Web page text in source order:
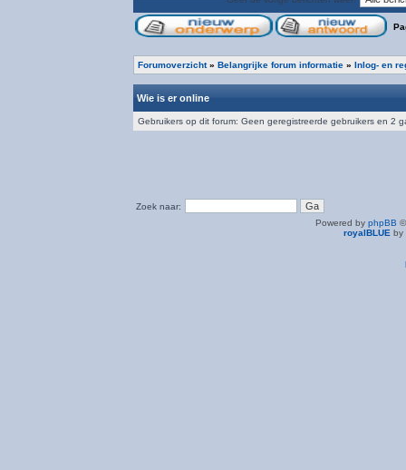
Forumoverzicht» Belangrijke forum informatie » Inlog- en
Wie is er online
Gebruikers op dit forum: Geen geregistreerde gebruikers en 2
Zoek naar:
Powered by phpBB
royalBLUE by